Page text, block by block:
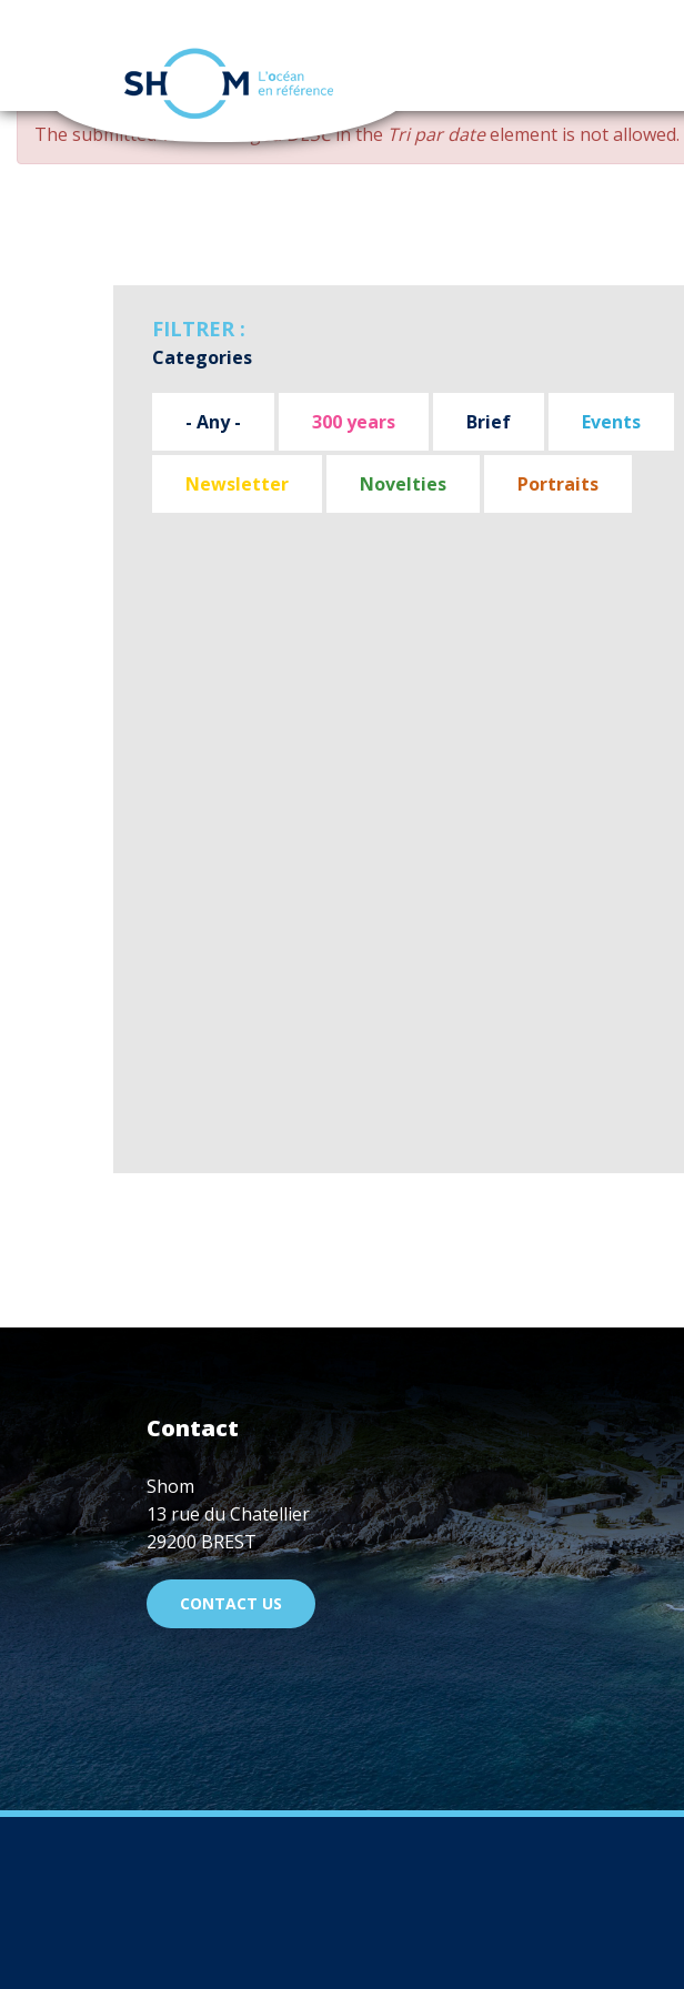
Skip
main
ERROR
MESSAGE
The submitted value changed DESCin theTri par dateelement is not allowed.
FILTRER :
Categories
- Any - 300 years Brief Events
Newsletter Novelties Portraits
Contact
Shom
13 rue du Chatellier
29200 BREST
CONTACT US